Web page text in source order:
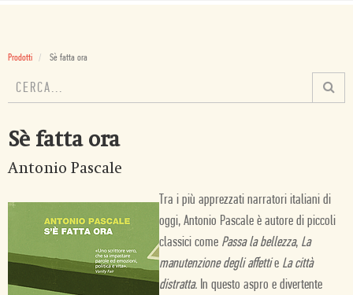
Prodotti Sè fatta ora
Sè fatta ora
Antonio Pascale
Tra i più apprezzati narratori italiani di
oggi, Antonio Pascale è autore di piccoli
classici come Passa la bellezza, La
manutenzione degli affettie La città
distratta. In questo aspro e divertente